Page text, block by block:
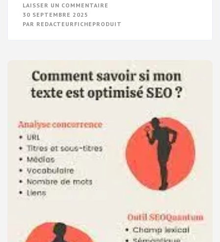
LAISSER UN COMMENTAIRE
TECHNIQUES
BOOSTER
VOTRE
STRATÉGIE
DIGITALE
30 SEPTEMBRE 2025
PAR REDACTEURFICHEPRODUIT